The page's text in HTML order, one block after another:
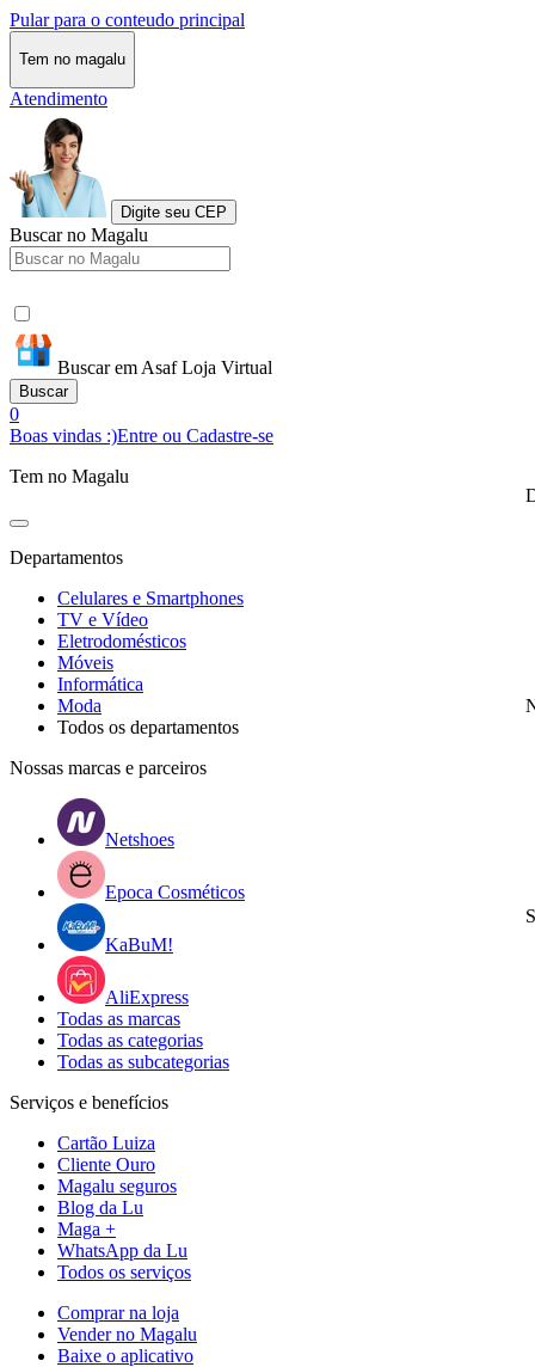
Pular para o conteudo principal
Tem no magalu
Atendimento
Digite seu CEP
Buscar no Magalu
Buscar em Asaf Loja Virtual
Buscar
0
Boas vindas :)Entre ou Cadastre-se
Tem no Magalu
Departamentos
Celulares e Smartphones
TV e Vídeo
Eletrodomésticos
Móveis
Informática
Moda
Todos os departamentos
Nossas marcas e parceiros
Netshoes
Epoca Cosméticos
KaBuM!
AliExpress
Todas as marcas
Todas as categorias
Todas as subcategorias
Serviços e benefícios
Cartão Luiza
Cliente Ouro
Magalu seguros
Blog da Lu
Maga +
WhatsApp da Lu
Todos os serviços
Comprar na loja
Vender no Magalu
Baixe o aplicativo